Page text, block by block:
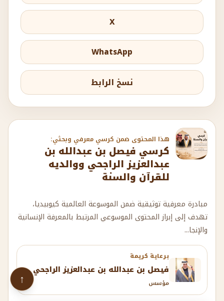
X
WhatsApp
نسخ الرابط
هذا المحتوى ضمن كرسي معرفي وبحثي:
كرسي فيصل بن عبدالله بن
عبدالعزيز الراجحي ووالديه
للقرآن والسنة
مبادرة معرفية توثيقية ضمن الموسوعة العالمية كيوبيديا،
تهدف إلى إبراز المحتوى الموسوعي المرتبط بالمعرفة الإنسانية
والإنجا...
برعاية كريمة
فيصل بن عبدالله بن عبدالعزيز الراجحي
مؤسس ↑